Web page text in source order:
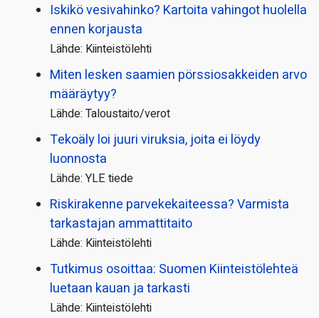
Iskikö vesivahinko? Kartoita vahingot huolella
ennen korjausta
Lähde: Kiinteistölehti
Miten lesken saamien pörssi­osakkeiden arvo
määräytyy?
Lähde: Taloustaito/verot
Tekoäly loi juuri viruksia, joita ei löydy
luonnosta
Lähde: YLE tiede
Riskirakenne parvekekaiteessa? Varmista
tarkastajan ammattitaito
Lähde: Kiinteistölehti
Tutkimus osoittaa: Suomen Kiinteistölehteä
luetaan kauan ja tarkasti
Lähde: Kiinteistölehti